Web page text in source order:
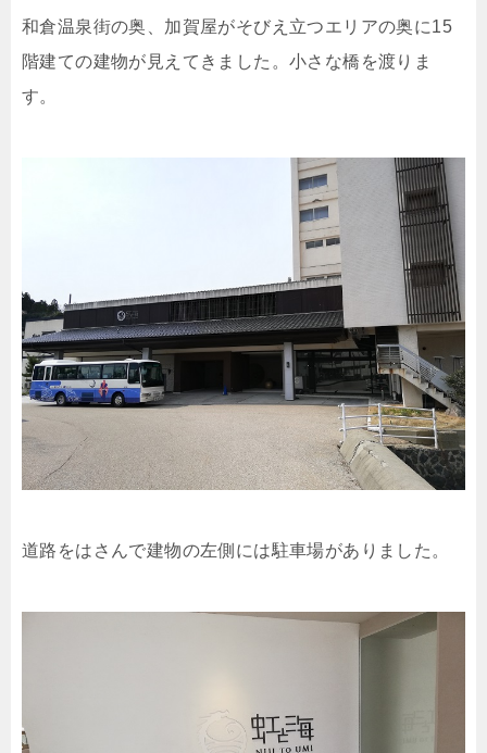
和倉温泉街の奥、加賀屋がそびえ立つエリアの奥に15
階建ての建物が見えてきました。小さな橋を渡りま
す。
道路をはさんで建物の左側には駐車場がありました。